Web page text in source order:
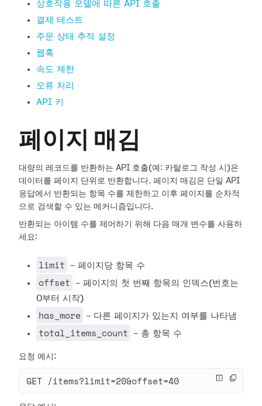
상호작용 모델에 따른 API 호출
결제 테스트
주문 상태 추적 설정
웹훅
속도 제한
오류 처리
API 키
페이지 매김
대량의 레코드를 반환하는 API 호출(예: 카탈로그 작성 시)은
데이터를 페이지 단위로 반환합니다. 페이지 매김은 단일 API
응답에서 반환되는 항목 수를 제한하고 이후 페이지를 순차적
으로 검색할 수 있는 메커니즘입니다.
반환되는 아이템 수를 제어하기 위해 다음 매개 변수를 사용하
세요:
limit - 페이지당 항목 수
offset
- 페이지의 첫 번째 항목의 인덱스(번호는
0부터 시작)
has_more - 다른 페이지가 있는지 여부를 나타냄
total_items_count - 총 항목 수
요청 예시:
GET /items?limit=20&offset=40